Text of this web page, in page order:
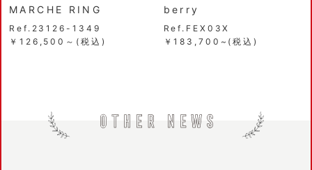
MARCHE RING
Ref.23126-1349
￥126,500～(税込)
berry
Ref.FEX03X
￥183,700~(税込)